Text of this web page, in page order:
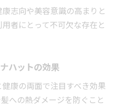
志向や美容意識の高まりと
者にとって不可欠な存在と
ハットの効果
康の両面で注目すべき効果
への熱ダメージを防ぐこと